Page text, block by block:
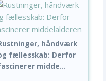
håndværk
fællesskab: Derfor
midde...